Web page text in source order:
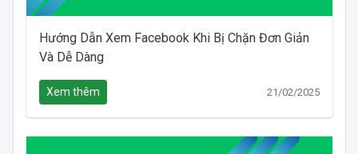
Hướng Dẫn Xem Facebook Khi Bị Chặn Đơn Giản
Và Dễ Dàng
Xem thêm 21/02/2025